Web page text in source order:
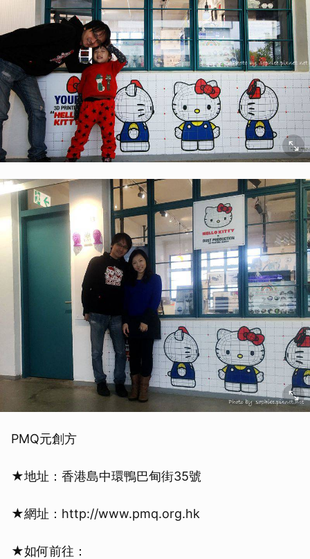
PMQ元創方
★地址：香港島中環鴨巴甸街35號
★網址：http://www.pmq.org.hk
★如何前往：